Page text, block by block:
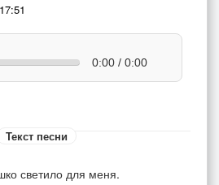
0:00 / 0:00
Текст песни
светило для меня.